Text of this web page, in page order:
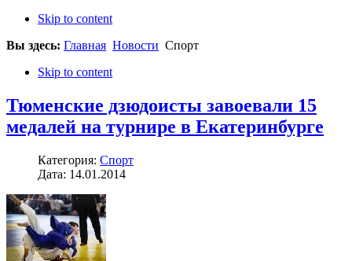
Skip to content
Вы здесь: Главная Новости Спорт
Skip to content
Тюменские дзюдоисты завоевали 15
медалей на турнире в Екатеринбурге
Категория: Спорт
Дата: 14.01.2014